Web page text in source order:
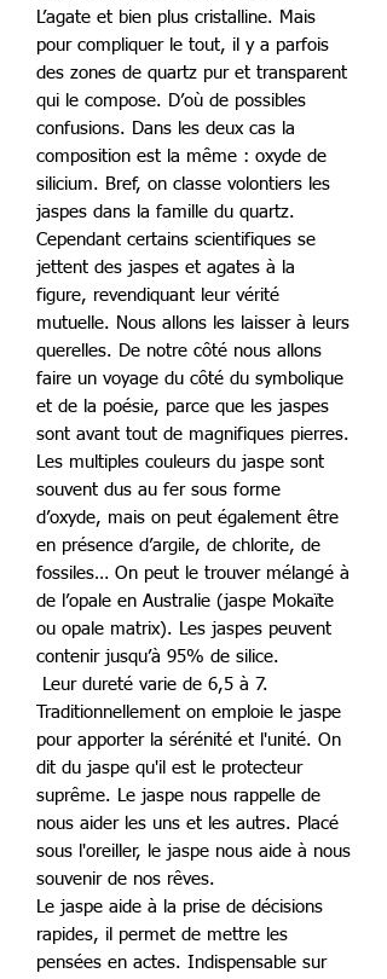
L’agate et bien plus cristalline. Mais
pour compliquer le tout, il y a parfois
des zones de quartz pur et transparent
qui le compose. D’où de possibles
confusions. Dans les deux cas la
composition est la même : oxyde de
silicium. Bref, on classe volontiers les
jaspes dans la famille du quartz.
Cependant certains scientifiques se
jettent des jaspes et agates à la
figure, revendiquant leur vérité
mutuelle. Nous allons les laisser à leurs
querelles. De notre côté nous allons
faire un voyage du côté du symbolique
et de la poésie, parce que les jaspes
sont avant tout de magnifiques pierres.
Les multiples couleurs du jaspe sont
souvent dus au fer sous forme
d’oxyde, mais on peut également être
en présence d’argile, de chlorite, de
fossiles… On peut le trouver mélangé à
de l’opale en Australie (jaspe Mokaïte
ou opale matrix). Les jaspes peuvent
contenir jusqu’à 95% de silice.
Leur dureté varie de 6,5 à 7.
Traditionnellement on emploie le jaspe
pour apporter la sérénité et l'unité. On
dit du jaspe qu'il est le protecteur
suprême. Le jaspe nous rappelle de
nous aider les uns et les autres. Placé
sous l'oreiller, le jaspe nous aide à nous
souvenir de nos rêves.
Le jaspe aide à la prise de décisions
rapides, il permet de mettre les
pensées en actes. Indispensable sur